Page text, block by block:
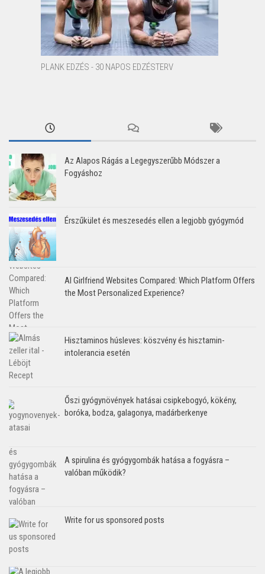
PLANK EDZÉS - 30 NAPOS EDZÉSTERV
Az Alapos Rágás a Legegyszerűbb Módszer a
Fogyáshoz
Érszűkület és meszesedés ellen a legjobb gyógymód
AI Girlfriend Websites Compared: Which Platform Offers
the Most Personalized Experience?
Hisztaminos húsleves: köszvény és hisztamin-
intolerancia esetén
Őszi gyógynövények hatásai csipkebogyó, kökény,
boróka, bodza, galagonya, madárberkenye
A spirulina és gyógygombák hatása a fogyásra –
valóban működik?
Write for us sponsored posts